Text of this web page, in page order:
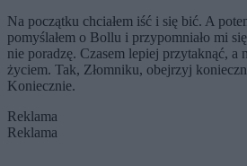
Na początku chciałem iść i się bić. A
pomyślałem o Bollu i przypomniało mi
nie poradzę. Czasem lepiej przytaknąć, a
życiem. Tak, Złomniku, obejrzyj
Koniecznie.
Reklama
Reklama